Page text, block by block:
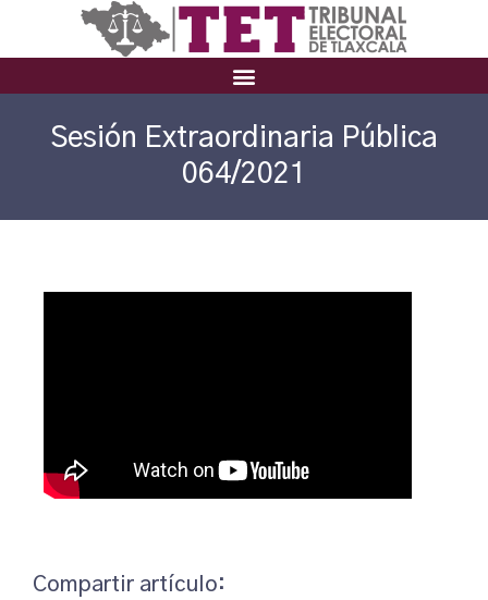
Sesión Extraordinaria Pública
064/2021
Compartir artículo: